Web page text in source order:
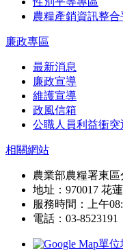
農糧產銷資訊整合
廉政專區
最新消息
廉政宣導
維護宣導
政風信箱
公職人員利益衝突
相關網站
農業部農糧署東
地址：970017 花
服務時間：上午
電話：03-
單位